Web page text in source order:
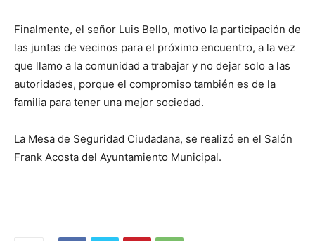
Finalmente, el señor Luis Bello, motivo la participación de
las juntas de vecinos para el próximo encuentro, a la vez
que llamo a la comunidad a trabajar y no dejar solo a las
autoridades, porque el compromiso también es de la
familia para tener una mejor sociedad.
La Mesa de Seguridad Ciudadana, se realizó en el Salón
Frank Acosta del Ayuntamiento Municipal.